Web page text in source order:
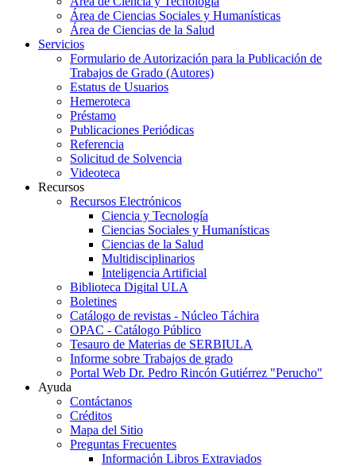
Área de Ciencias Sociales y Humanísticas
Área de Ciencias de la Salud
Servicios
Formulario de Autorización para la Publicación de
Trabajos de Grado (Autores)
Estatus de Usuarios
Hemeroteca
Préstamo
Publicaciones Periódicas
Referencia
Solicitud de Solvencia
Videoteca
Recursos
Recursos Electrónicos
Ciencia y Tecnología
Ciencias Sociales y Humanísticas
Ciencias de la Salud
Multidisciplinarios
Inteligencia Artificial
Biblioteca Digital ULA
Boletines
Catálogo de revistas - Núcleo Táchira
OPAC - Catálogo Público
Tesauro de Materias de SERBIULA
Informe sobre Trabajos de grado
Portal Web Dr. Pedro Rincón Gutiérrez "Perucho"
Ayuda
Contáctanos
Créditos
Mapa del Sitio
Preguntas Frecuentes
Información Libros Extraviados